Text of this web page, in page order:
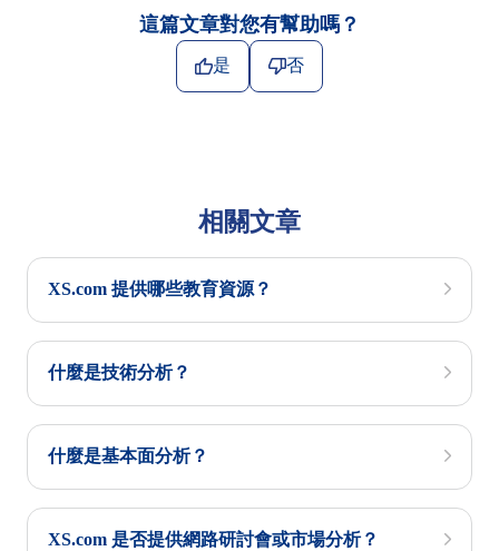
這篇文章對您有幫助嗎？
是 否
相關文章
XS.com 提供哪些教育資源？
什麼是技術分析？
什麼是基本面分析？
XS.com 是否提供網路研討會或市場分析？